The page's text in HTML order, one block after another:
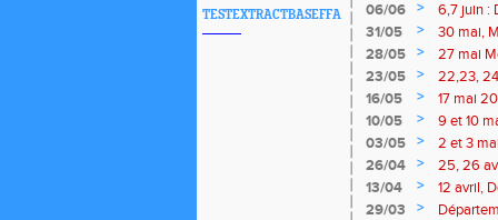
TESTEXTRACTBASEFFA
meeting
06/06 >
6,7 juin :
31/05
>
30 mai,
route,
28/05 >
27 mai
23/05
>
22,23,
16/05
>
17 mai
10/05
>
9 et 10
03/05 >
2 et 3
26/04 >
25, 26
Isle
13/04 >
12 avril,
29/03 >